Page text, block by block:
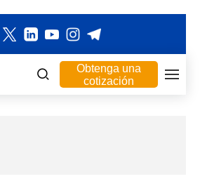
Obtenga una
cotización